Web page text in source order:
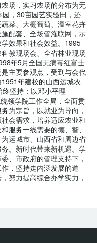
场，实习农场的分布为无
，30亩园艺实验田，还
菜、大棚葡萄、温室花卉
配套、全场管灌联网，示
效果和社会效益。1995
教现场会、全省林业现场
年5月全国无病毒红富士
主要参观点，受到与会代
年建校的山西运城农
坚持：以邓小平理
领学院工作全局，全面贯
为宗旨，以就业为导向，
会需求，培养适应农业和
服务一线需要的德、智、
运城市、山西省和周边省
。新时代带来新机遇。学
、市政府的管理支持下，
，坚持走内涵发展的道
努力提高综合办学实力，